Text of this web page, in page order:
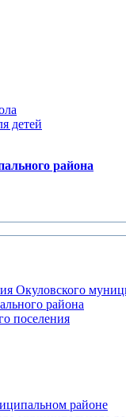
детей
района
Окуловского
района
поселения
районе